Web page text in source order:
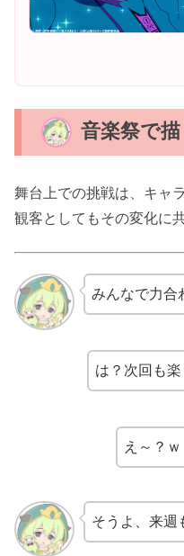
音楽祭で
舞台上での挑戦は、キャ
観客としてもその変化に
みんなで力合
は？次回も楽
え～？
そうよ、来週